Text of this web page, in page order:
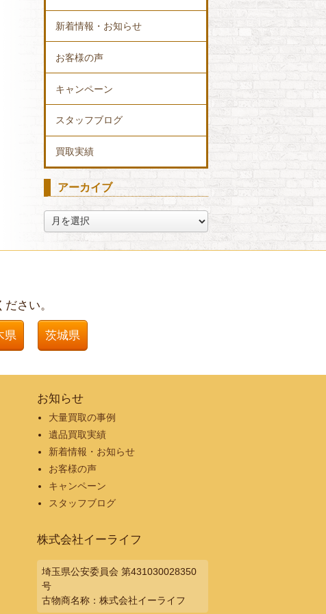
新着情報・お知らせ
お客様の声
キャンペーン
スタッフブログ
買取実績
アーカイブ
ー
さい。
県 茨城県
お知らせ
大量買取の事例
遺品買取実績
新着情報・お知らせ
お客様の声
キャンペーン
スタッフブログ
株式会社イーライフ
埼玉県公安委員会 第431030028350
号
古物商名称：株式会社イーライフ